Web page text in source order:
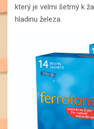
který je velmi šetrný k
hladinu železa.